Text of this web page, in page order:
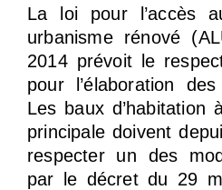
La loi pour l’accès
urbanisme rénové
2014 prévoit le
pour l’élaboration
Les baux d’habitation
principale doivent
respecter un des
par le décret du 29